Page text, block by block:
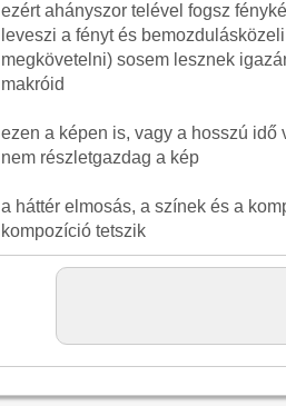
ezért ahányszor telével fogsz
leveszi a fényt és
megkövetelni) sosem lesznek
makróid
ezen a képen is, vagy a hosszú idő
nem részletgazdag a kép
a háttér elmosás, a színek és a
kompozíció tetszik